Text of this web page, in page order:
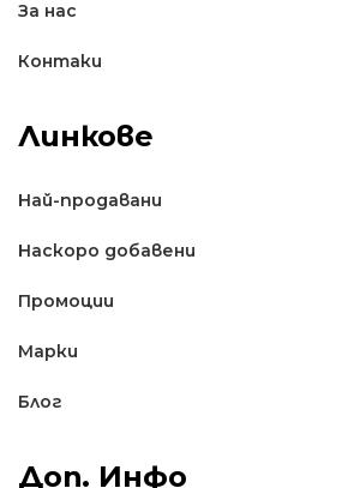
За нас
Контаки
Линкове
Най-продавани
Наскоро добавени
Промоции
Марки
Блог
Доп. Инфо